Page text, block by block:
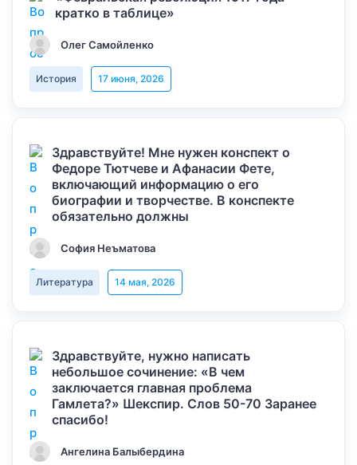
кратко в таблице»
Олег Самойленко
История 17 июня, 2026
Здравствуйте! Мне нужен конспект о
Федоре Тютчеве и Афанасии Фете,
включающий информацию о его
биографии и творчестве. В конспекте
обязательно должны
София Неъматова
Литература 14 мая, 2026
Здравствуйте, нужно написать
небольшое сочинение: «В чем
заключается главная проблема
Гамлета?» Шекспир. Слов 50-70 Заранее
спасибо!
Ангелина Балыбердина